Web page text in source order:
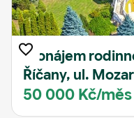
Pronájem
Říčany, ul.
50 000 Kč/měs